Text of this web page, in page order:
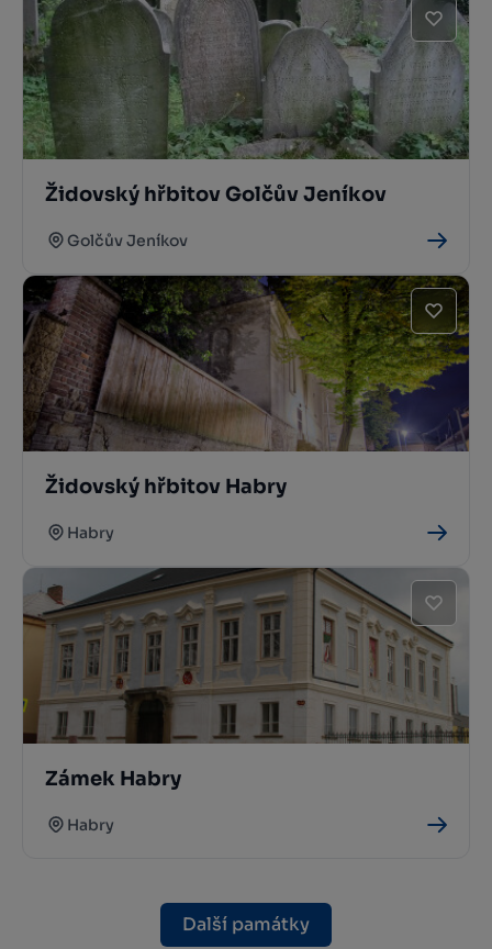
Židovský hřbitov Golčův Jeníkov
Golčův Jeníkov
Židovský hřbitov Habry
Habry
Zámek Habry
Habry
Další památky